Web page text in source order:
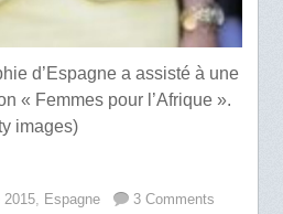
d’Espagne a assisté à une
« Femmes pour l’Afrique ».
images)
2015, Espagne 3 Comments